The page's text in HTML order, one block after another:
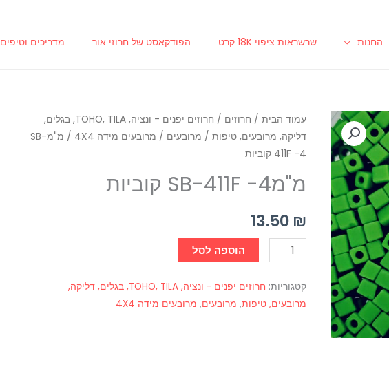
החנות שרשראות ציפוי 18K קרט הפודקאסט של חרוזי אור מדריכים וטיפים
עמוד הבית/ חרוזים /
חרוזים יפנים - ונציה, TOHO, TILA, בגלים,
דליקה, מרובעים, טיפות/ מרובעים / מרובעים מידה 4X4
/ מ"מSB-
411F -4 קוביות
מ"מSB-411F -4 קוביות
13.50 ₪
כמות
של
מ"מSB-
411F
-4
קוביות
הוספה לסל
קטגוריות:
חרוזים יפנים - ונציה, TOHO, TILA, בגלים, דליקה,
מרובעים, טיפות, מרובעים, מרובעים מידה 4X4